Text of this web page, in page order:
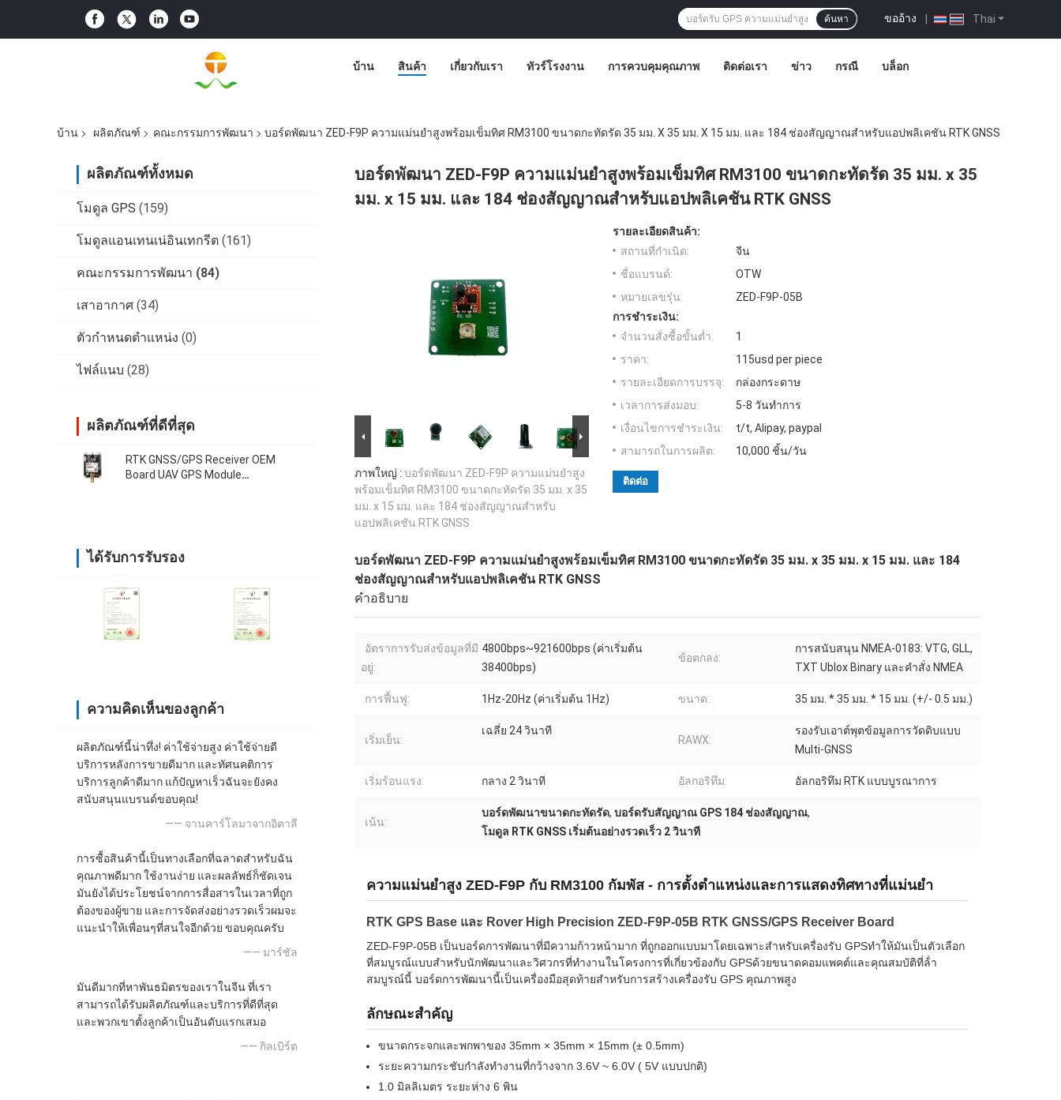
Thai
ขออ้าง |
ค้นหา
บ้าน สินค้า เกี่ยวกับเรา ทัวร์โรงงาน การควบคุมคุณภาพ ติดต่อเรา ข่าว กรณี บล็อก
บ้าน ผลิตภัณฑ์ คณะกรรมการพัฒนา บอร์ดพัฒนา ZED-F9P ความแม่นยำสูงพร้อมเข็มทิศ RM3100 ขนาดกะทัดรัด 35 มม. X 35 มม. X 15 มม. และ 184 ช่องสัญญาณสำหรับแอปพลิเคชัน RTK GNSS
ผลิตภัณฑ์ทั้งหมด
โมดูล GPS (159)
โมดูลแอนเทนเน่อินเทกรีต (161)
คณะกรรมการพัฒนา (84)
เสาอากาศ (34)
ตัวกำหนดตำแหน่ง (0)
ไฟล์แนบ (28)
ผลิตภัณฑ์ที่ดีที่สุด
RTK GNSS/GPS Receiver OEM
Board UAV GPS Module
ได้รับการรับรอง
ความคิดเห็นของลูกค้า
ผลิตภัณฑ์นี้น่าทึ่ง! ค่าใช้จ่ายสูง ค่าใช้จ่ายดี
บริการหลังการขายดีมาก และทัศนคติการ
บริการลูกค้าดีมาก แก้ปัญหาเร็วฉันจะยังคง
สนับสนุนแบรนด์ขอบคุณ!
—— จานคาร์โลมาจากอิตาลี
การซื้อสินค้านี้เป็นทางเลือกที่ฉลาดสําหรับฉัน
คุณภาพดีมาก ใช้งานง่าย และผลลัพธ์ก็ชัดเจน
มันยังได้ประโยชน์จากการสื่อสารในเวลาที่ถูก
ต้องของผู้ขาย และการจัดส่งอย่างรวดเร็วผมจะ
แนะนําให้เพื่อนๆที่สนใจอีกด้วย ขอบคุณครับ
—— มาร์ชัล
มันดีมากที่หาพันธมิตรของเราในจีน ที่เรา
สามารถได้รับผลิตภัณฑ์และบริการที่ดีที่สุด
และพวกเขาตั้งลูกค้าเป็นอันดับแรกเสมอ
—— กิลเบิร์ต
บอร์ดพัฒนา ZED-F9P ความแม่นยำสูงพร้อมเข็มทิศ RM3100 ขนาดกะทัดรัด 35 มม. x 35
มม. x 15 มม. และ 184 ช่องสัญญาณสำหรับแอปพลิเคชัน RTK GNSS
ภาพใหญ่ : บอร์ดพัฒนา ZED-F9P ความแม่นยำสูง
พร้อมเข็มทิศ RM3100 ขนาดกะทัดรัด 35 มม. x 35
มม. x 15 มม. และ 184 ช่องสัญญาณสำหรับ
แอปพลิเคชัน RTK GNSS
รายละเอียดสินค้า:
สถานที่กำเนิด:
จีน
ชื่อแบรนด์:
OTW
หมายเลขรุ่น:
ZED-F9P-05B
การชำระเงิน:
จำนวนสั่งซื้อขั้นต่ำ:
1
ราคา:
115usd per piece
รายละเอียดการบรรจุ:
กล่องกระดาษ
เวลาการส่งมอบ:
5-8 วันทำการ
เงื่อนไขการชำระเงิน:
t/t, Alipay, paypal
สามารถในการผลิต:
10,000 ชิ้น/วัน
ติดต่อ
บอร์ดพัฒนา ZED-F9P ความแม่นยำสูงพร้อมเข็มทิศ RM3100 ขนาดกะทัดรัด 35 มม. x 35 มม. x 15 มม. และ 184
ช่องสัญญาณสำหรับแอปพลิเคชัน RTK GNSS
คำอธิบาย
อัตราการรับส่งข้อมูลที่มี
อยู่:
4800bps~921600bps (ค่าเริ่มต้น
38400bps)
ข้อตกลง:
การสนับสนุน NMEA-0183: VTG, GLL,
TXT Ublox Binary และคำสั่ง NMEA
การฟื้นฟู: 1Hz-20Hz (ค่าเริ่มต้น 1Hz) ขนาด: 35 มม. * 35 มม. * 15 มม. (+/- 0.5 มม.)
เริ่มเย็น:
เฉลี่ย 24 วินาที
RAWX:
รองรับเอาต์พุตข้อมูลการวัดดิบแบบ
Multi-GNSS
เริ่มร้อนแรง: กลาง 2 วินาที อัลกอริทึม: อัลกอริทึม RTK แบบบูรณาการ
เน้น:
บอร์ดพัฒนาขนาดกะทัดรัด, บอร์ดรับสัญญาณ GPS 184 ช่องสัญญาณ,
โมดูล RTK GNSS เริ่มต้นอย่างรวดเร็ว 2 วินาที
ความแม่นยําสูง ZED-F9P กับ RM3100 กัมพัส - การตั้งตําแหน่งและการแสดงทิศทางที่แม่นยํา
RTK GPS Base และ Rover High Precision ZED-F9P-05B RTK GNSS/GPS Receiver Board
ZED-F9P-05B เป็นบอร์ดการพัฒนาที่มีความก้าวหน้ามาก ที่ถูกออกแบบมาโดยเฉพาะสําหรับเครื่องรับ GPSทําให้มันเป็นตัวเลือก
ที่สมบูรณ์แบบสําหรับนักพัฒนาและวิศวกรที่ทํางานในโครงการที่เกี่ยวข้องกับ GPSด้วยขนาดคอมแพคต์และคุณสมบัติที่ล้ํา
สมบูรณ์นี้ บอร์ดการพัฒนานี้เป็นเครื่องมือสุดท้ายสําหรับการสร้างเครื่องรับ GPS คุณภาพสูง
ลักษณะสําคัญ
ขนาดกระจกและพกพาของ 35mm × 35mm × 15mm (± 0.5mm)
ระยะความกระชับกําลังทํางานที่กว้างจาก 3.6V ~ 6.0V ( 5V แบบปกติ)
1.0 มิลลิเมตร ระยะห่าง 6 พิน